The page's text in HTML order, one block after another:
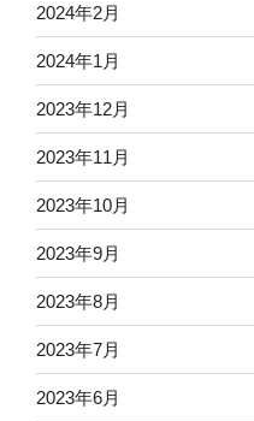
2024年2月
2024年1月
2023年12月
2023年11月
2023年10月
2023年9月
2023年8月
2023年7月
2023年6月